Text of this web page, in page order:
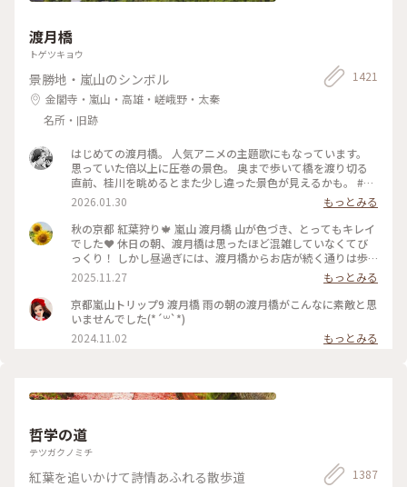
渡月橋
トゲツキョウ
景勝地・嵐山のシンボル
金閣寺・嵐山・高雄・嵯峨野・太秦
名所・旧跡
1421
はじめての渡月橋。 人気アニメの主題歌にもなっています。
思っていた倍以上に圧巻の景色。 奥まで歩いて橋を渡り切る
直前、桂川を眺めるとまた少し違った景色が見えるかも。 #渡
月橋 #嵐山 #京都旅行 #嵐電 #京都観光
2026.01.30
もっとみる
秋の京都 紅葉狩り🍁 嵐山 渡月橋 山が色づき、とってもキレイ
でした❤️ 休日の朝、渡月橋は思ったほど混雑していなくてび
っくり！ しかし昼過ぎには、渡月橋からお店が続く通りは歩
行者天国になり多くの人でごったがえし、ボート乗り場では長
蛇の列で60分待ちになってました😳 2025.11.23 #渡月橋 #紅
葉 #嵐山 #京都 #ことりっぷ #秋の装い
2025.11.27
もっとみる
京都嵐山トリップ9 渡月橋 雨の朝の渡月橋がこんなに素敵と思
いませんでした(*´꒳`*)
2024.11.02
もっとみる
哲学の道
テツガクノミチ
紅葉を追いかけて詩情あふれる散歩道 1387